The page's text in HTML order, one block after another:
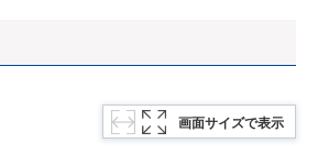
画面サイズで表示